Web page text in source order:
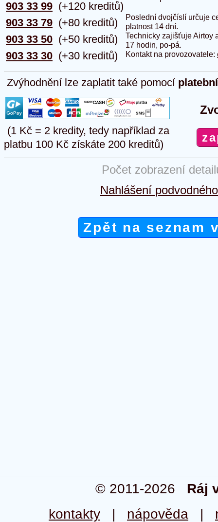
903 33 99
903 33 79
903 33 50
903 33 30
(+120 kreditů)
(+80 kreditů)
(+50 kreditů)
(+30 kreditů)
Poslední dvojčíslí určuje
platnost 14 dní.
Technicky zajišťuje Airtoy
17 hodin, po-pá.
Kontakt na provozovatele:
Zvýhodnění lze zaplatit také pomocí
(1 Kč = 2 kredity, tedy například za
platbu 100 Kč získáte 200 kreditů)
Počet zobrazení
Nahlášení
Zpět na seznam
© 2011-2026 Ráj
kontakty | nápověda |